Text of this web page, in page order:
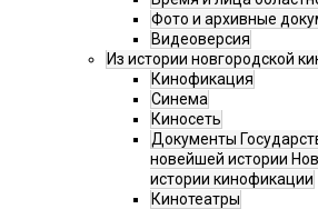
Фото и архивные
Видеоверсия
Из истории новгородской
Кинофикация
Синема
Киносеть
Документы
новейшей истории
истории кинофикации
Кинотеатры